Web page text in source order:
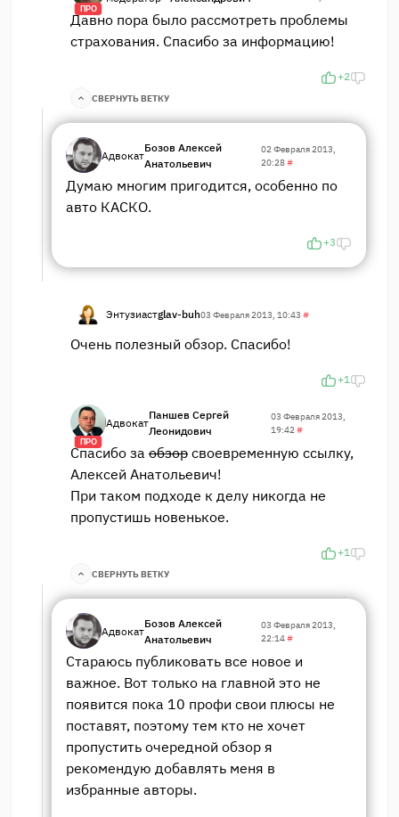
ПРО
Давно пора было рассмотреть проблемы
страхования. Спасибо за информацию!
+2
СВЕРНУТЬ ВЕТКУ
Адвокат
Бозов Алексей
Анатольевич
02 Февраля 2013,
20:28#
Думаю многим пригодится, особенно по
авто КАСКО.
+3
Энтузиастglav-buh03 Февраля 2013, 10:43 #
Очень полезный обзор. Спасибо!
+1
ПРО
Адвокат
Паншев Сергей
Леонидович
03 Февраля 2013,
19:42#
Спасибо за обзор своевременную ссылку,
Алексей Анатольевич!
При таком подходе к делу никогда не
пропустишь новенькое.
+1
СВЕРНУТЬ ВЕТКУ
Адвокат
Бозов Алексей
Анатольевич
03 Февраля 2013,
22:14#
Стараюсь публиковать все новое и
важное. Вот только на главной это не
появится пока 10 профи свои плюсы не
поставят, поэтому тем кто не хочет
пропустить очередной обзор я
рекомендую добавлять меня в
избранные авторы.